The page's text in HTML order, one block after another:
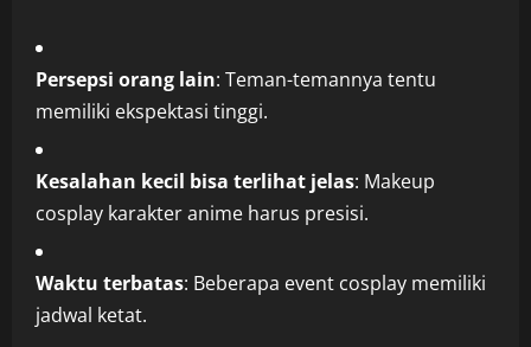
Persepsi orang lain: Teman-temannya tentu
memiliki ekspektasi tinggi.
Kesalahan kecil bisa terlihat jelas: Makeup
cosplay karakter anime harus presisi.
Waktu terbatas: Beberapa event cosplay memiliki
jadwal ketat.